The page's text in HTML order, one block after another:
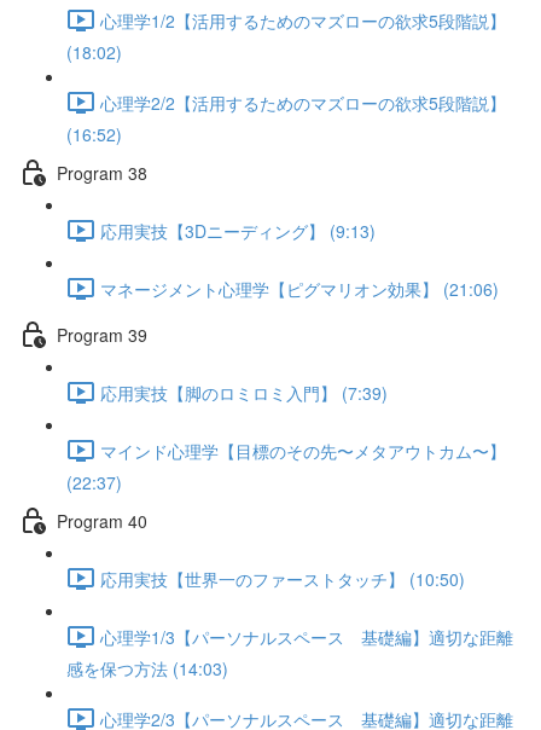
心理学1/2【活用するためのマズローの欲求5段階説】
(18:02)
心理学2/2【活用するためのマズローの欲求5段階説】
(16:52)
Program 38
応用実技【3Dニーディング】 (9:13)
マネージメント心理学【ピグマリオン効果】 (21:06)
Program 39
応用実技【脚のロミロミ入門】 (7:39)
マインド心理学【目標のその先〜メタアウトカム〜】
(22:37)
Program 40
応用実技【世界一のファーストタッチ】 (10:50)
心理学1/3【パーソナルスペース 基礎編】適切な距離
感を保つ方法 (14:03)
心理学2/3【パーソナルスペース 基礎編】適切な距離